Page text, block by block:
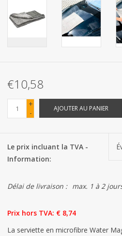
Fournitures de bureau
Confiserie Saint-Nicolas
Bonbons de carnaval
Cadeaux de Pâques
€10,58
+
-
AJOUTER AU PANIER
Le prix incluant la TVA -
Information:
Délai de livraison : max. 1 à 2
Prix hors TVA: € 8,74
La serviette en microfibre Water